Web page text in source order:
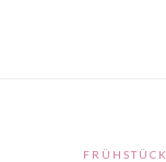
FRÜHSTÜCK